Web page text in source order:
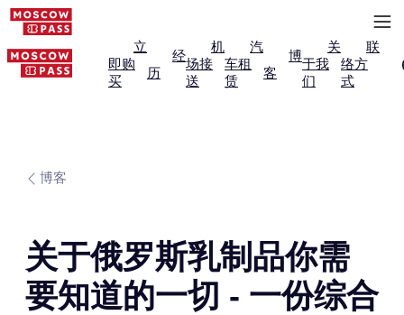
立
即购
买
经
历
机
场接
送
汽
车租
赁
博
客
关
于我
们
联
络方
式
博客
关于俄罗斯乳制品你需
要知道的一切 - 一份综合